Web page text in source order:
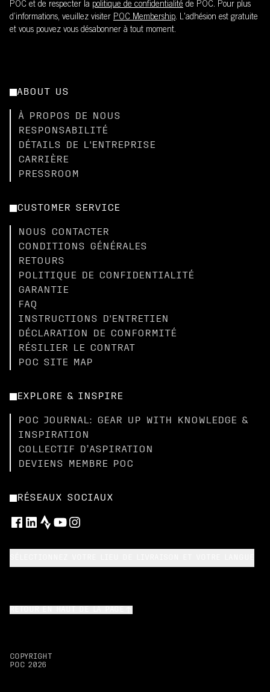
POC et de respecter la politique de confidentialité de POC. Pour plus
d’informations, veuillez visiter POC Membership. L'adhésion est gratuite
et vous pouvez vous désabonner à tout moment.
ABOUT US
À PROPOS DE NOUS
RESPONSABILITÉ
DÉTAILS DE L'ENTREPRISE
CARRIÈRE
PRESSROOM
CUSTOMER SERVICE
NOUS CONTACTER
CONDITIONS GÉNÉRALES
RETOURS
POLITIQUE DE CONFIDENTIALITÉ
GARANTIE
FAQ
INSTRUCTIONS D'ENTRETIEN
DÉCLARATION DE CONFORMITÉ
RÉSILIER LE CONTRAT
POC SITE MAP
EXPLORE & INSPIRE
POC JOURNAL: GEAR UP WITH KNOWLEDGE &
INSPIRATION
COLLECTIF D’ASPIRATION
DEVIENS MEMBRE POC
RÉSEAUX SOCIAUX
COPYRIGHT
POC 2026